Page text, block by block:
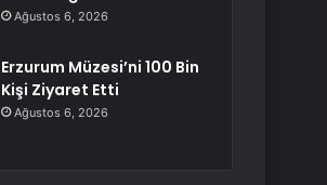
Ağustos 6, 2026
Erzurum Müzesi’ni 100 Bin
Kişi Ziyaret Etti
Ağustos 6, 2026